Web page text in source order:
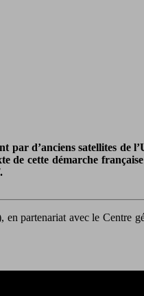
d’anciens satellites de
de cette démarche
en partenariat avec le Centre